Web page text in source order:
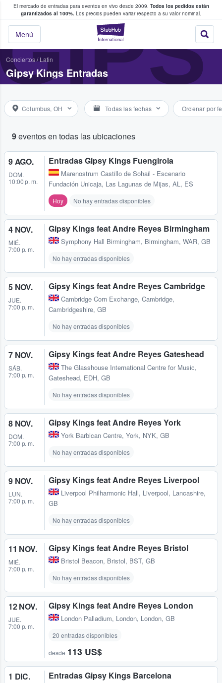
El mercado de entradas para eventos en vivo desde 2009. Todos los pedidos están
garantizados al 100%. Los precios pueden variar respecto a su valor nominal.
StubHub:
Menú
y venta de entradas entre fans
Conciertos/ Latin
Gipsy Kings Entradas
Columbus, OH Todas las fechas Ordenar por
9eventos en todas las ubicaciones
9 AGO.
DOM.
10:00 p. m.
Entradas Gipsy Kings Fuengirola
Marenostrum Castillo de Sohail - Escenario
Fundación Unicaja, Las Lagunas de Mijas, AL, ES
Hoy No hay entradas disponibles
4 NOV.
MIÉ.
7:00 p. m.
Gipsy Kings feat Andre Reyes Birmingham
Symphony Hall Birmingham, Birmingham, WAR, GB
No hay entradas disponibles
5 NOV.
JUE.
7:00 p. m.
Gipsy Kings feat Andre Reyes Cambridge
Cambridge Corn Exchange, Cambridge,
Cambridgeshire, GB
No hay entradas disponibles
7 NOV.
SÁB.
7:00 p. m.
Gipsy Kings feat Andre Reyes Gateshead
The Glasshouse International Centre for Music,
Gateshead, EDH, GB
No hay entradas disponibles
8 NOV.
DOM.
7:00 p. m.
Gipsy Kings feat Andre Reyes York
York Barbican Centre, York, NYK, GB
No hay entradas disponibles
9 NOV.
LUN.
7:00 p. m.
Gipsy Kings feat Andre Reyes Liverpool
Liverpool Philharmonic Hall, Liverpool, Lancashire,
GB
No hay entradas disponibles
11 NOV.
MIÉ.
7:00 p. m.
Gipsy Kings feat Andre Reyes Bristol
Bristol Beacon, Bristol, BST, GB
No hay entradas disponibles
12 NOV.
JUE.
7:00 p. m.
Gipsy Kings feat Andre Reyes London
London Palladium, London, London, GB
20 entradas disponibles
desde 113 US$
1 DIC. Entradas Gipsy Kings Barcelona